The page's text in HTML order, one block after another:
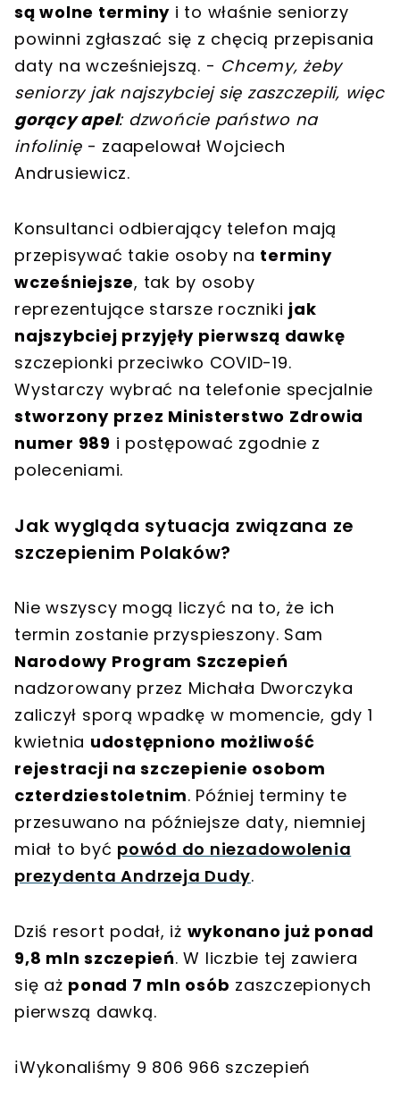
są wolne terminy i to właśnie seniorzy
powinni zgłaszać się z chęcią przepisania
daty na wcześniejszą. - Chcemy, żeby
seniorzy jak najszybciej się zaszczepili, więc
gorący apel: dzwońcie państwo na
infolinię- zaapelował Wojciech
Andrusiewicz.
Konsultanci odbierający telefon mają
przepisywać takie osoby na terminy
wcześniejsze, tak by osoby
reprezentujące starsze roczniki jak
najszybciej przyjęły pierwszą dawkę
szczepionki przeciwko COVID-19.
Wystarczy wybrać na telefonie specjalnie
stworzony przez Ministerstwo Zdrowia
numer 989 i postępować zgodnie z
poleceniami.
Jak wygląda sytuacja związana ze
szczepienim Polaków?
Nie wszyscy mogą liczyć na to, że ich
termin zostanie przyspieszony. Sam
Narodowy Program Szczepień
nadzorowany przez Michała Dworczyka
zaliczył sporą wpadkę w momencie, gdy 1
kwietnia udostępniono możliwość
rejestracji na szczepienie osobom
czterdziestoletnim. Później terminy te
przesuwano na późniejsze daty, niemniej
miał to być powód do niezadowolenia
prezydenta Andrzeja Dudy.
Dziś resort podał, iż wykonano już ponad
9,8 mln szczepień. W liczbie tej zawiera
się aż ponad 7 mln osób zaszczepionych
pierwszą dawką.
ℹ️Wykonaliśmy 9 806 966 szczepień